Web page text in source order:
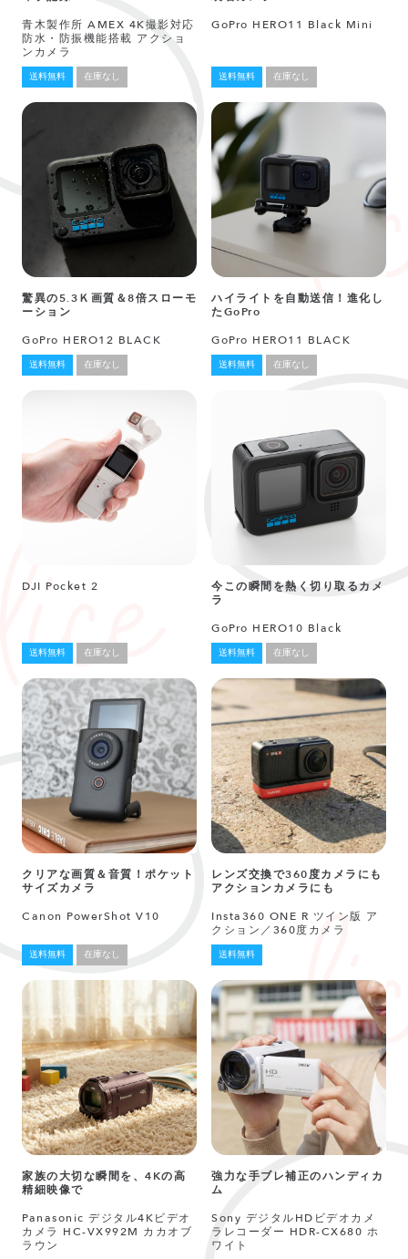
青木製作所 AMEX 4K撮影対応
防水・防振機能搭載 アクショ
ンカメラ
送料無料 在庫なし
GoPro HERO11 Black Mini
送料無料 在庫なし
驚異の5.3Ｋ画質＆8倍スローモ
ーション
GoPro HERO12 BLACK
送料無料 在庫なし
ハイライトを自動送信！進化し
たGoPro
GoPro HERO11 BLACK
送料無料 在庫なし
DJI Pocket 2
送料無料 在庫なし
今この瞬間を熱く切り取るカメ
ラ
GoPro HERO10 Black
送料無料 在庫なし
クリアな画質＆音質！ポケット
サイズカメラ
Canon PowerShot V10
送料無料 在庫なし
レンズ交換で360度カメラにも
アクションカメラにも
Insta360 ONE R ツイン版 ア
クション／360度カメラ
送料無料
家族の大切な瞬間を、4Kの高
精細映像で
Panasonic デジタル4Kビデオ
カメラ HC-VX992M カカオブ
ラウン
強力な手ブレ補正のハンディカ
ム
Sony デジタルHDビデオカメ
ラレコーダー HDR-CX680 ホ
ワイト